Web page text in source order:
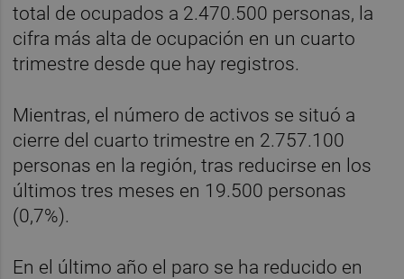
total de ocupados a 2.470.500 personas, la
cifra más alta de ocupación en un cuarto
trimestre desde que hay registros.
Mientras, el número de activos se situó a
cierre del cuarto trimestre en 2.757.100
personas en la región, tras reducirse en los
últimos tres meses en 19.500 personas
(0,7%).
En el último año el paro se ha reducido en